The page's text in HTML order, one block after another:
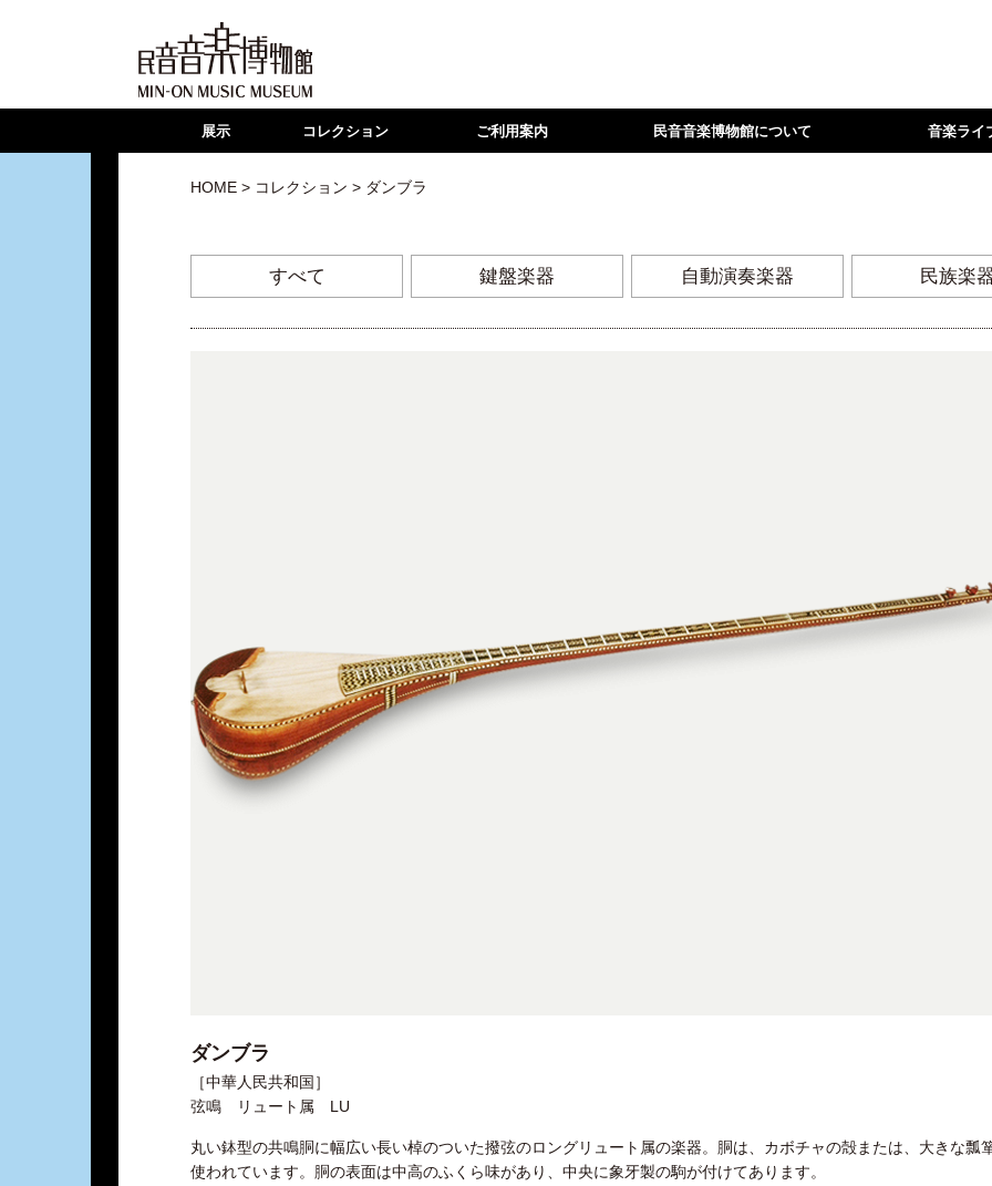
展示 コレクション ご利用案内 民音音楽博物館について 音楽ライ
HOME > コレクション > ダンブラ
すべて 鍵盤楽器 自動演奏楽器 民族楽
ダンブラ
［中華人民共和国］
弦鳴 リュート属 LU
丸い鉢型の共鳴胴に幅広い長い棹のついた撥弦のロングリュート属の楽器。胴は、カボチャの殻または、大きな瓢
使われています。胴の表面は中高のふくら味があり、中央に象牙製の駒が付けてあります。